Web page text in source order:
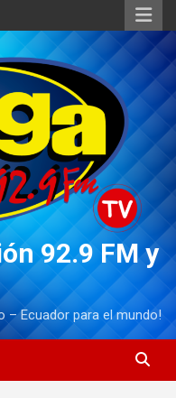
92.9 FM y
– Ecuador para el mundo!